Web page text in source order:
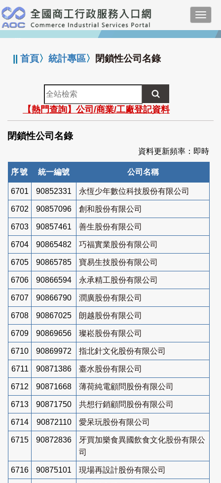
跳
到
主
要
:::
||首頁〉統計專區〉 閉鎖性公司名錄
全
站
檢
索
【熱門查詢】公司/商業/工廠登記資料
閉鎖性公司名錄
資料更新頻率：即時
序號 統一編號 公司名稱
6701 90852331 永恆少年數位科技股份有限公司
6702 90857096 創和股份有限公司
6703 90857461 善生股份有限公司
6704 90865482 巧福實業股份有限公司
6705 90865785 寶易生技股份有限公司
6706 90866594 永承精工股份有限公司
6707 90866790 潤廣股份有限公司
6708 90867025 朗越股份有限公司
6709 90869656 璨崧股份有限公司
6710 90869972 指北針文化股份有限公司
6711 90871386 臺水股份有限公司
6712 90871668 薄荷純電顧問股份有限公司
6713 90871750 共想行銷顧問股份有限公司
6714 90872110 愛呆玩股份有限公司
6715 90872836
牙買加樂食異國飲食文化股份有限公
司
6716 90875101 現場再設計股份有限公司